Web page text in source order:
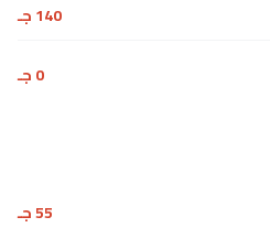
140 جـ
0 جـ
55 جـ